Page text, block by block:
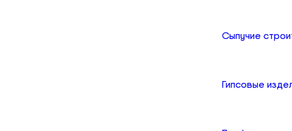
Сыпучие
Гипсовые